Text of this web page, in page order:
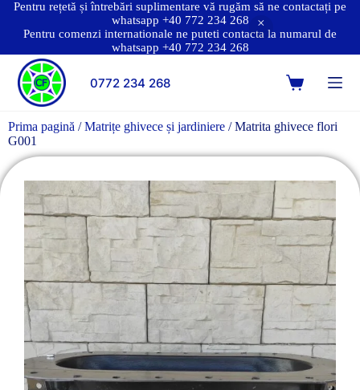
Pentru rețetă și întrebări suplimentare vă rugăm să ne contactați pe
whatsapp +40 772 234 268
Pentru comenzi internationale ne puteti contacta la numarul de
whatsapp +40 772 234 268
0772 234 268
Prima pagină /Matrițe ghivece și jardiniere / Matrita ghivece flori
G001